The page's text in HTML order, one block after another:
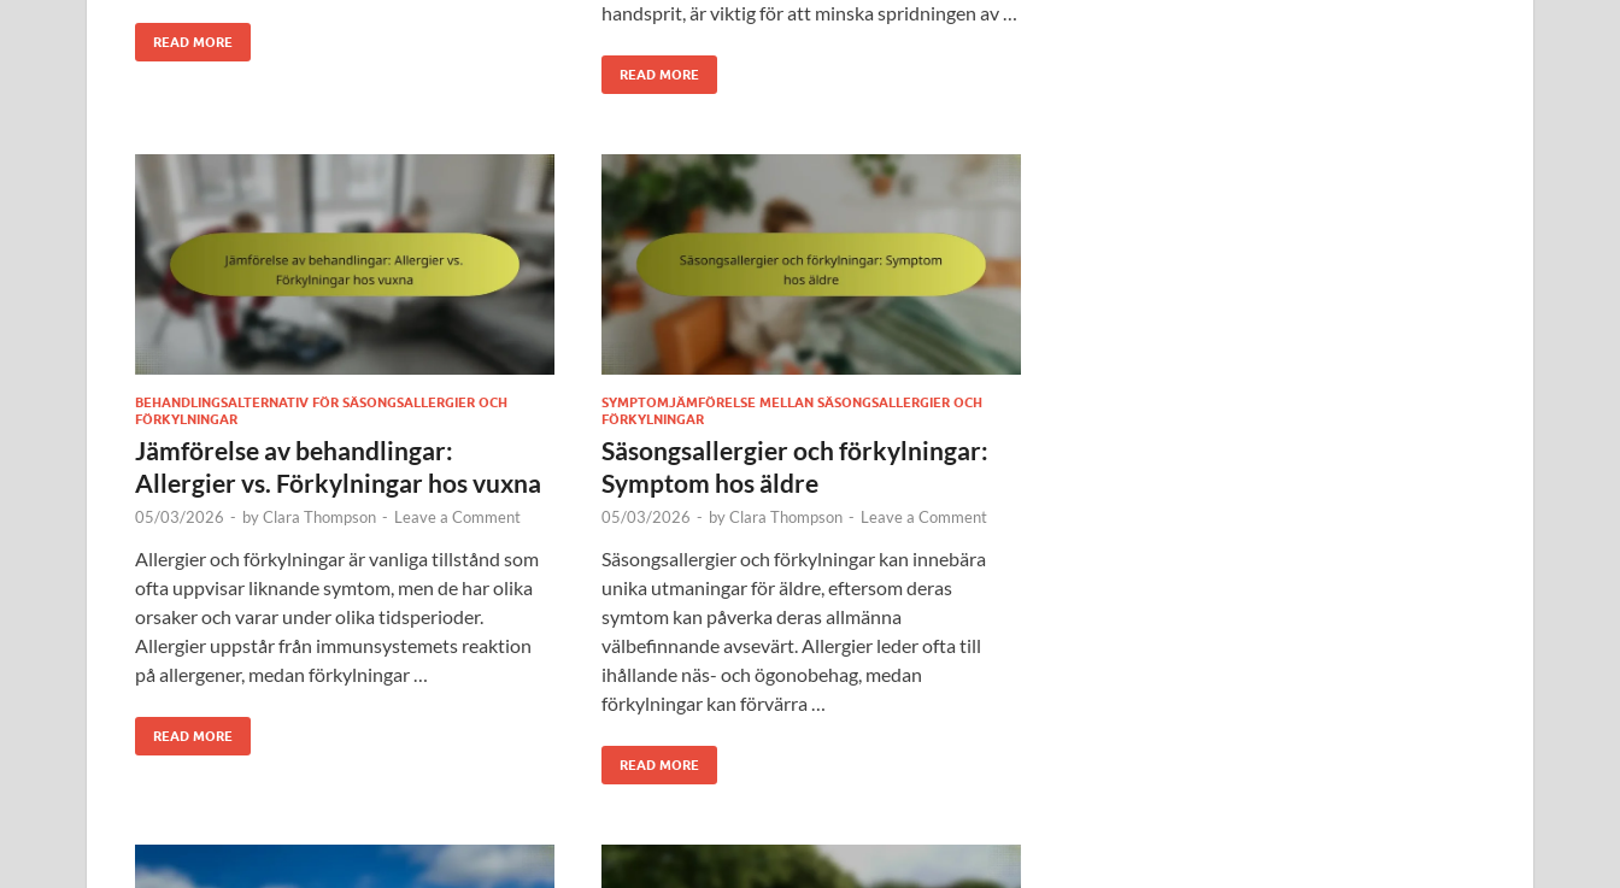
READ MORE
handsprit, är viktig för att minska spridningen av …
READ MORE
BEHANDLINGSALTERNATIV FÖR SÄSONGSALLERGIER OCH
FÖRKYLNINGAR
Jämförelse av behandlingar:
Allergier vs. Förkylningar hos vuxna
05/03/2026 - byClara Thompson - Leave a Comment
Allergier och förkylningar är vanliga tillstånd som
ofta uppvisar liknande symtom, men de har olika
orsaker och varar under olika tidsperioder.
Allergier uppstår från immunsystemets reaktion
på allergener, medan förkylningar …
READ MORE
SYMPTOMJÄMFÖRELSE MELLAN SÄSONGSALLERGIER OCH
FÖRKYLNINGAR
Säsongsallergier och förkylningar:
Symptom hos äldre
05/03/2026 - byClara Thompson - Leave a Comment
Säsongsallergier och förkylningar kan innebära
unika utmaningar för äldre, eftersom deras
symtom kan påverka deras allmänna
välbefinnande avsevärt. Allergier leder ofta till
ihållande näs- och ögonobehag, medan
förkylningar kan förvärra …
READ MORE